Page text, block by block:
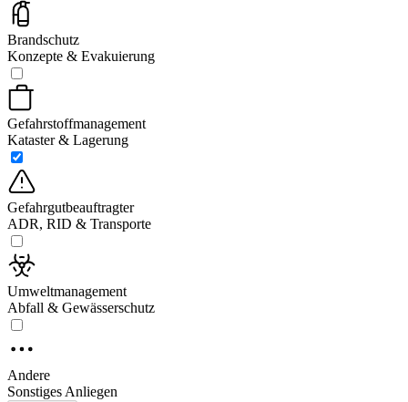
Brandschutz
Konzepte & Evakuierung
Gefahrstoffmanagement
Kataster & Lagerung
Gefahrgutbeauftragter
ADR, RID & Transporte
Umweltmanagement
Abfall & Gewässerschutz
Andere
Sonstiges Anliegen